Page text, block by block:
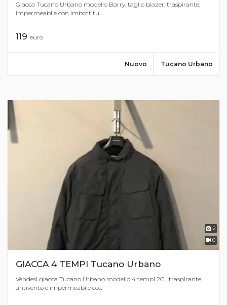
Giacca Tucano Urbano modello Barry, taglio blazer, traspirante,
impermeabile con imbottitu...
119 euro
Tucano Urbano
Nuovo
2
0
GIACCA 4 TEMPI Tucano Urbano
Vendesi giacca Tucano Urbano modello 4 tempi 2G , traspirante,
antivento e impermeabile co...